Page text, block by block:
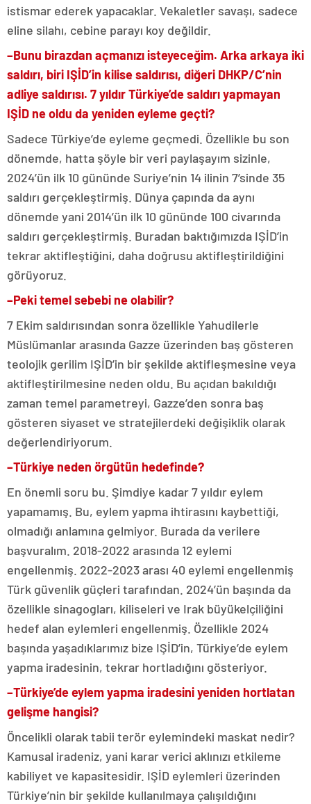
istismar ederek yapacaklar. Vekaletler savaşı, sadece
eline silahı, cebine parayı koy değildir.
–Bunu birazdan açmanızı isteyeceğim. Arka arkaya iki
saldırı, biri IŞİD’in kilise saldırısı, diğeri DHKP/C’nin
adliye saldırısı. 7 yıldır Türkiye’de saldırı yapmayan
IŞİD ne oldu da yeniden eyleme geçti?
Sadece Türkiye’de eyleme geçmedi. Özellikle bu son
dönemde, hatta şöyle bir veri paylaşayım sizinle,
2024’ün ilk 10 gününde Suriye’nin 14 ilinin 7’sinde 35
saldırı gerçekleştirmiş. Dünya çapında da aynı
dönemde yani 2014’ün ilk 10 gününde 100 civarında
saldırı gerçekleştirmiş. Buradan baktığımızda IŞİD’in
tekrar aktifleştiğini, daha doğrusu aktifleştirildiğini
görüyoruz.
–Peki temel sebebi ne olabilir?
7 Ekim saldırısından sonra özellikle Yahudilerle
Müslümanlar arasında Gazze üzerinden baş gösteren
teolojik gerilim IŞİD’in bir şekilde aktifleşmesine veya
aktifleştirilmesine neden oldu. Bu açıdan bakıldığı
zaman temel parametreyi, Gazze’den sonra baş
gösteren siyaset ve stratejilerdeki değişiklik olarak
değerlendiriyorum.
–Türkiye neden örgütün hedefinde?
En önemli soru bu. Şimdiye kadar 7 yıldır eylem
yapamamış. Bu, eylem yapma ihtirasını kaybettiği,
olmadığı anlamına gelmiyor. Burada da verilere
başvuralım. 2018-2022 arasında 12 eylemi
engellenmiş. 2022-2023 arası 40 eylemi engellenmiş
Türk güvenlik güçleri tarafından. 2024’ün başında da
özellikle sinagogları, kiliseleri ve Irak büyükelçiliğini
hedef alan eylemleri engellenmiş. Özellikle 2024
başında yaşadıklarımız bize IŞİD’in, Türkiye’de eylem
yapma iradesinin, tekrar hortladığını gösteriyor.
–Türkiye’de eylem yapma iradesini yeniden hortlatan
gelişme hangisi?
Öncelikli olarak tabii terör eylemindeki maskat nedir?
Kamusal iradeniz, yani karar verici aklınızı etkileme
kabiliyet ve kapasitesidir. IŞİD eylemleri üzerinden
Türkiye’nin bir şekilde kullanılmaya çalışıldığını